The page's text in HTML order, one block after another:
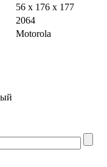
56 x 176 х 177
2064
Motorola